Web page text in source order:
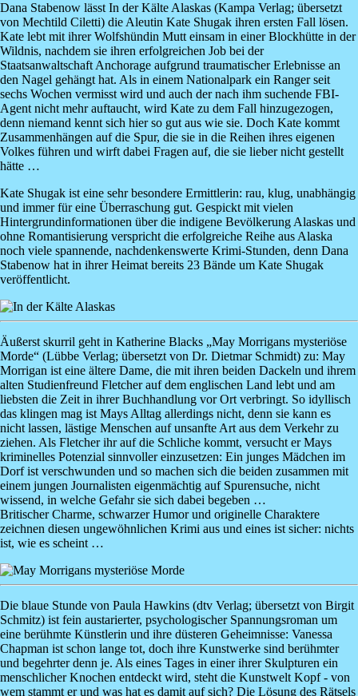
Dana Stabenow lässt In der Kälte Alaskas (Kampa Verlag; übersetzt
von Mechtild Ciletti) die Aleutin Kate Shugak ihren ersten Fall lösen.
Kate lebt mit ihrer Wolfshündin Mutt einsam in einer Blockhütte in der
Wildnis, nachdem sie ihren erfolgreichen Job bei der
Staatsanwaltschaft Anchorage aufgrund traumatischer Erlebnisse an
den Nagel gehängt hat. Als in einem Nationalpark ein Ranger seit
sechs Wochen vermisst wird und auch der nach ihm suchende FBI-
Agent nicht mehr auftaucht, wird Kate zu dem Fall hinzugezogen,
denn niemand kennt sich hier so gut aus wie sie. Doch Kate kommt
Zusammenhängen auf die Spur, die sie in die Reihen ihres eigenen
Volkes führen und wirft dabei Fragen auf, die sie lieber nicht gestellt
hätte …
Kate Shugak ist eine sehr besondere Ermittlerin: rau, klug, unabhängig
und immer für eine Überraschung gut. Gespickt mit vielen
Hintergrundinformationen über die indigene Bevölkerung Alaskas und
ohne Romantisierung verspricht die erfolgreiche Reihe aus Alaska
noch viele spannende, nachdenkenswerte Krimi-Stunden, denn Dana
Stabenow hat in ihrer Heimat bereits 23 Bände um Kate Shugak
veröffentlicht.
Image
Äußerst skurril geht in Katherine Blacks „May Morrigans mysteriöse
Morde“ (Lübbe Verlag; übersetzt von Dr. Dietmar Schmidt) zu: May
Morrigan ist eine ältere Dame, die mit ihren beiden Dackeln und ihrem
alten Studienfreund Fletcher auf dem englischen Land lebt und am
liebsten die Zeit in ihrer Buchhandlung vor Ort verbringt. So idyllisch
das klingen mag ist Mays Alltag allerdings nicht, denn sie kann es
nicht lassen, lästige Menschen auf unsanfte Art aus dem Verkehr zu
ziehen. Als Fletcher ihr auf die Schliche kommt, versucht er Mays
kriminelles Potenzial sinnvoller einzusetzen: Ein junges Mädchen im
Dorf ist verschwunden und so machen sich die beiden zusammen mit
einem jungen Journalisten eigenmächtig auf Spurensuche, nicht
wissend, in welche Gefahr sie sich dabei begeben …
Britischer Charme, schwarzer Humor und originelle Charaktere
zeichnen diesen ungewöhnlichen Krimi aus und eines ist sicher: nichts
ist, wie es scheint …
Image
Die blaue Stunde von Paula Hawkins (dtv Verlag; übersetzt von Birgit
Schmitz) ist fein austarierter, psychologischer Spannungsroman um
eine berühmte Künstlerin und ihre düsteren Geheimnisse: Vanessa
Chapman ist schon lange tot, doch ihre Kunstwerke sind berühmter
und begehrter denn je. Als eines Tages in einer ihrer Skulpturen ein
menschlicher Knochen entdeckt wird, steht die Kunstwelt Kopf - von
wem stammt er und was hat es damit auf sich? Die Lösung des Rätsels